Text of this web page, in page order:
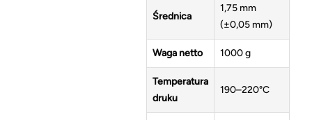
Średnica
1,75 mm
(±0,05 mm)
Waga netto 1000 g
Temperatura
druku
190–220°C